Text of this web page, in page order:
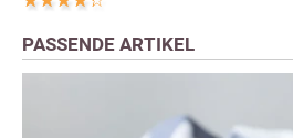
PASSENDE ARTIKEL